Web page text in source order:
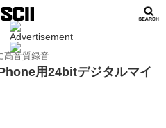
高音質録音
用24bitデジタルマイ